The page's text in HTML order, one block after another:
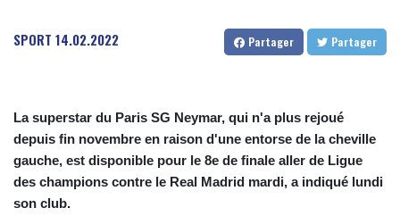
CRC 523.993489
CUC 1.156136
CZK 24.258158
DJF 205.267449
DKK 7.477932
DZD 152.967099
SPORT 14.02.2022 Partager Partager
La superstar du Paris SG Neymar, qui n'a plus rejoué
depuis fin novembre en raison d'une entorse de la cheville
gauche, est disponible pour le 8e de finale aller de Ligue
des champions contre le Real Madrid mardi, a indiqué lundi
son club.